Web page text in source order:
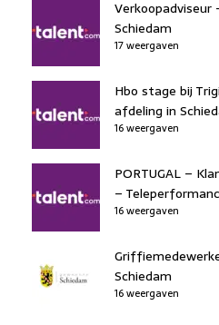
Schiedam
17 weergaven
Hbo stage bij
afdeling in
16 weergaven
PORTUGAL –
–
16 weergaven
Schiedam
16 weergaven